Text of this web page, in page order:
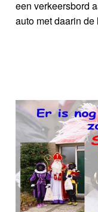
een verkeersbord
auto met daarin